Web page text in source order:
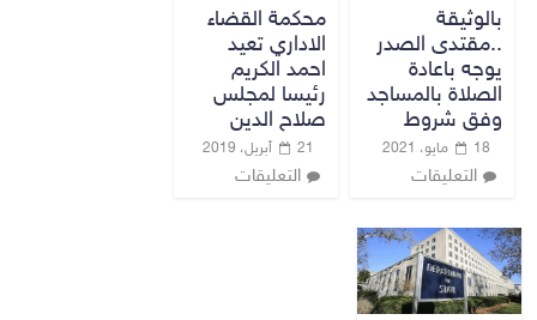
بالوثيقة
..مقتدى الصدر
يوجه باعادة
الصلاة بالمساجد
وفق شروط
18 مايو، 2021
التعليقات
محكمة القضاء
الاداري تعيد
احمد الكريم
رئيسا لمجلس
صلاح الدين
21 أبريل، 2019
التعليقات